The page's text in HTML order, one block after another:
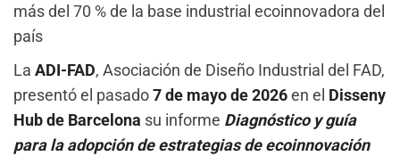
más del 70 % de la base industrial ecoinnovadora del
país
La ADI-FAD, Asociación de Diseño Industrial del FAD,
presentó el pasado7 de mayo de 2026en el Disseny
Hub de Barcelona su informe Diagnóstico y guía
para la adopción de estrategias de ecoinnovación